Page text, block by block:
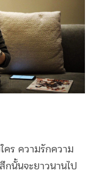
คร ความรักความ
กนั้นจะยาวนานไป